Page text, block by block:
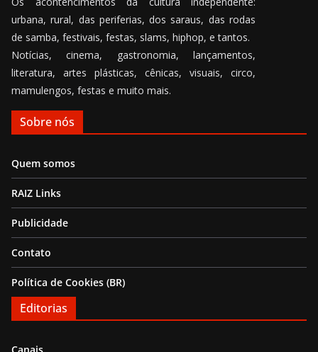
urbana, rural, das periferias, dos saraus, das rodas
de samba, festivais, festas, slams, hiphop, e tantos.
Notícias, cinema, gastronomia, lançamentos,
literatura, artes plásticas, cênicas, visuais, circo,
mamulengos, festas e muito mais.
Sobre nós
Quem somos
RAIZ Links
Publicidade
Contato
Política de Cookies (BR)
Editorias